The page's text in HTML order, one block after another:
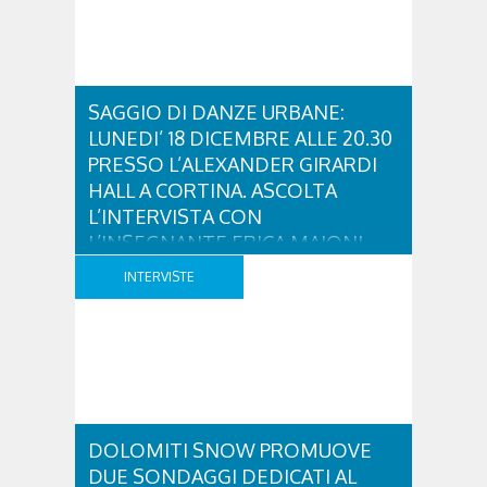
SAGGIO DI DANZE URBANE:
LUNEDI’ 18 DICEMBRE ALLE 20.30
PRESSO L’ALEXANDER GIRARDI
HALL A CORTINA. ASCOLTA
L’INTERVISTA CON
L’INSEGNANTE ERICA MAJONI
Ascolta l’intervista di Mosì con l’insegnante di
INTERVISTE
DOLOMITI SNOW PROMUOVE
DUE SONDAGGI DEDICATI AL